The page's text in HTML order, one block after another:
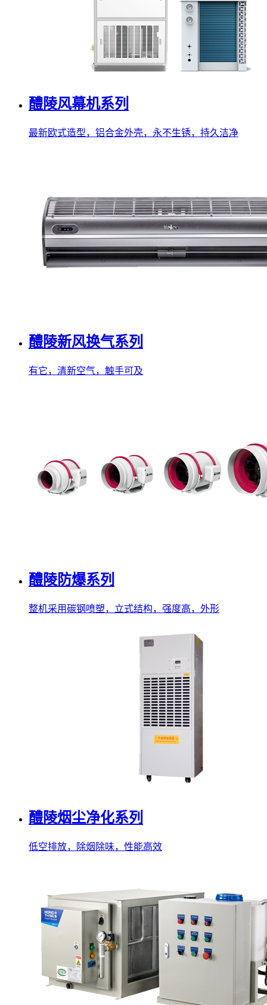
醴陵风幕机系列
最新欧式造型，铝合金外壳，永不生锈，持久洁净
醴陵新风换气系列
有它，清新空气，触手可及
醴陵防爆系列
整机采用碳钢喷塑，立式结构，强度高，外形
醴陵烟尘净化系列
低空排放，除烟除味，性能高效